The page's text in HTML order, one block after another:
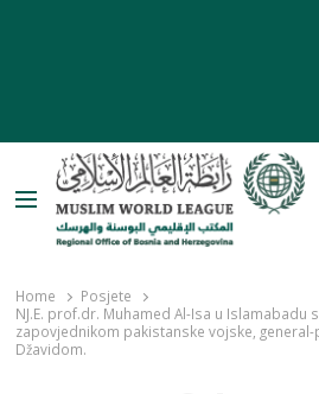
Menu
Bosni i Hercegovini
Home
Posjete
NJ.E. prof.dr. Muhamed Al-Isa u Islamabadu
zapovjednikom pakistanske vojske,
Džavidom.